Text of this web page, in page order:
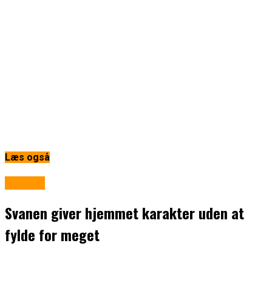
Læs også
Svanen giver hjemmet karakter uden at
fylde for meget